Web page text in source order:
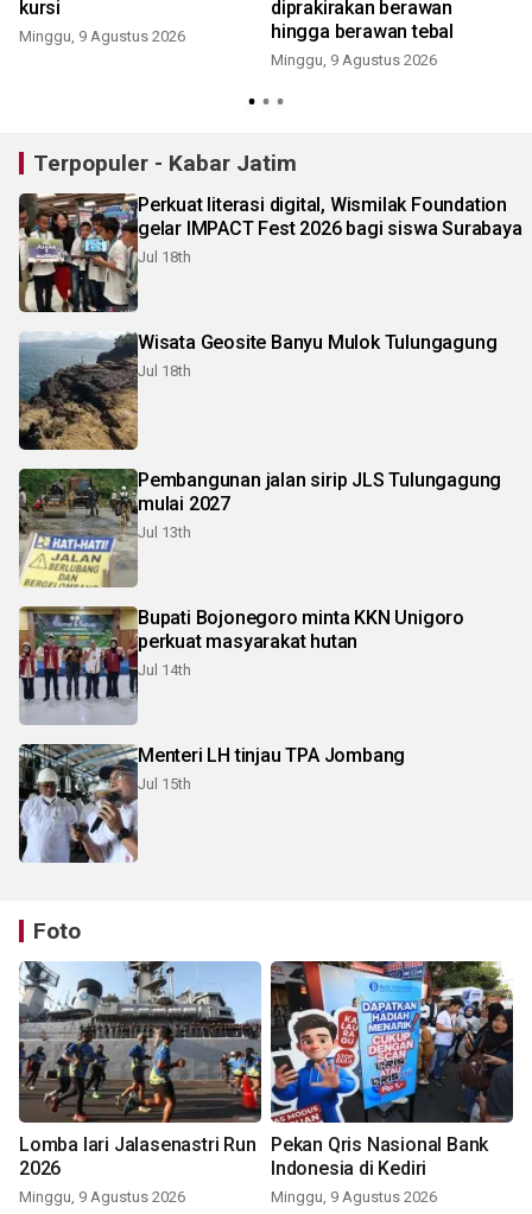
kursi
Minggu, 9 Agustus 2026
diprakirakan berawan
hingga berawan tebal
Minggu, 9 Agustus 2026
Terpopuler - Kabar Jatim
Perkuat literasi digital, Wismilak Foundation
gelar IMPACT Fest 2026 bagi siswa Surabaya
Jul 18th
Wisata Geosite Banyu Mulok Tulungagung
Jul 18th
Pembangunan jalan sirip JLS Tulungagung
mulai 2027
Jul 13th
Bupati Bojonegoro minta KKN Unigoro
perkuat masyarakat hutan
Jul 14th
Menteri LH tinjau TPA Jombang
Jul 15th
Foto
Lomba lari Jalasenastri Run
2026
Minggu, 9 Agustus 2026
Pekan Qris Nasional Bank
Indonesia di Kediri
Minggu, 9 Agustus 2026